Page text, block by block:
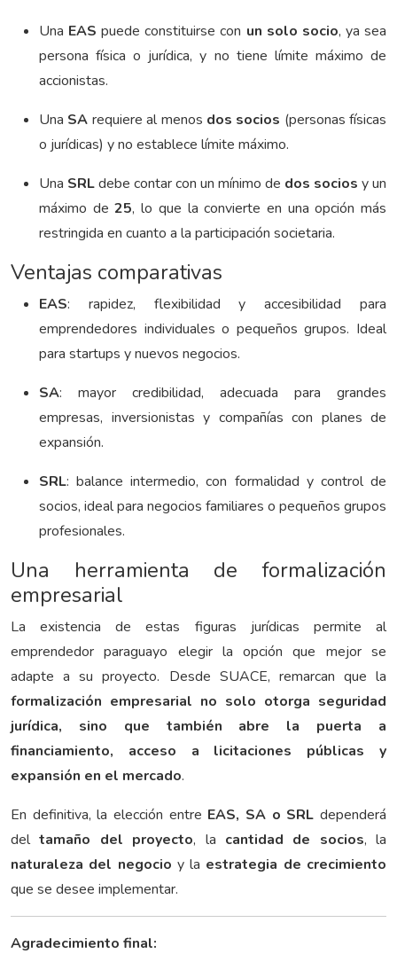
Una EAS puede constituirse con un solo socio, ya sea
persona física o jurídica, y no tiene límite máximo de
accionistas.
Una SA requiere al menos dos socios (personas físicas
o jurídicas) y no establece límite máximo.
Una SRLdebe contar con un mínimo de dos socios y un
máximo de25, lo que la convierte en una opción más
restringida en cuanto a la participación societaria.
Ventajas comparativas
EAS: rapidez, flexibilidad y accesibilidad para
emprendedores individuales o pequeños grupos. Ideal
para startups y nuevos negocios.
SA: mayor credibilidad, adecuada para grandes
empresas, inversionistas y compañías con planes de
expansión.
SRL: balance intermedio, con formalidad y control de
socios, ideal para negocios familiares o pequeños grupos
profesionales.
Una herramienta de formalización
empresarial
La existencia de estas figuras jurídicas permite al
emprendedor paraguayo elegir la opción que mejor se
adapte a su proyecto. Desde SUACE, remarcan que la
formalización empresarial no solo otorga seguridad
jurídica, sino que también abre la puerta a
financiamiento, acceso a licitaciones públicas y
expansión en el mercado.
En definitiva, la elección entre EAS, SA o SRL dependerá
deltamaño del proyecto, la cantidad de socios, la
naturaleza del negocio y la estrategia de crecimiento
que se desee implementar.
Agradecimiento final: